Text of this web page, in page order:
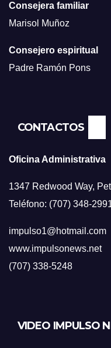
Consejera familiar
Marisol Muñoz
Consejero espiritual
Padre Ramón Pons
CONTACTOS
Oficina Administrativa
1347 Redwood Way,
Teléfono: (707) 348-
impulso1@hotmail.com
www.impulsonews.net
(707) 338-5248
VIDEO IMPULSO